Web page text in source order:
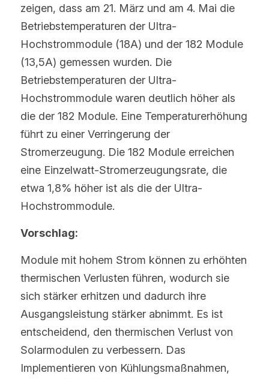
zeigen, dass am 21. März und am 4. Mai die
Betriebstemperaturen der Ultra-
Hochstrommodule (18A) und der 182 Module
(13,5A) gemessen wurden. Die
Betriebstemperaturen der Ultra-
Hochstrommodule waren deutlich höher als
die der 182 Module. Eine Temperaturerhöhung
führt zu einer Verringerung der
Stromerzeugung. Die 182 Module erreichen
eine Einzelwatt-Stromerzeugungsrate, die
etwa 1,8% höher ist als die der Ultra-
Hochstrommodule.
Vorschlag:
Module mit hohem Strom können zu erhöhten
thermischen Verlusten führen, wodurch sie
sich stärker erhitzen und dadurch ihre
Ausgangsleistung stärker abnimmt. Es ist
entscheidend, den thermischen Verlust von
Solarmodulen zu verbessern. Das
Implementieren von Kühlungsmaßnahmen,